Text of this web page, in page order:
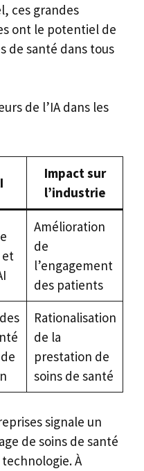
ces grandes
ont le potentiel de
de santé dans tous
de l’IA dans les
Impact sur
l’industrie
Amélioration
de
l’engagement
des patients
Rationalisation
de la
prestation de
soins de santé
signale un
de soins de santé
À